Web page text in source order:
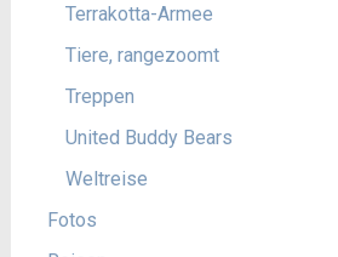
Terrakotta-Armee
Tiere, rangezoomt
Treppen
United Buddy Bears
Weltreise
Fotos